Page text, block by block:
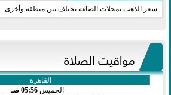
سعر الذهب بمحلات الصاغة تختلف بين منطقة وأخرى
مواقيت الصلاة
الخميس05:56 صـ